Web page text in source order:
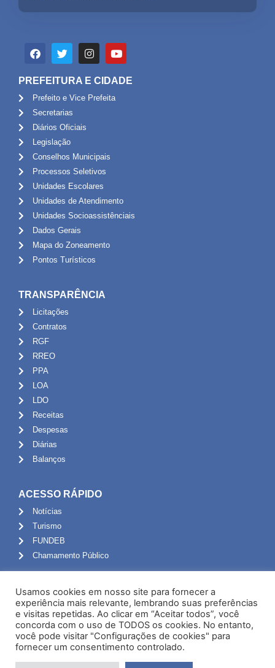
PREFEITURA E CIDADE
Prefeito e Vice Prefeita
Secretarias
Diários Oficiais
Legislação
Conselhos Municipais
Processos Seletivos
Unidades Escolares
Unidades de Atendimento
Unidades Socioassistênciais
Dados Gerais
Mapa do Zoneamento
Pontos Turísticos
TRANSPARÊNCIA
Licitações
Contratos
RGF
RREO
PPA
LOA
LDO
Receitas
Despesas
Diárias
Balanços
ACESSO RÁPIDO
Notícias
Turismo
FUNDEB
Chamamento Público
Portal do Servidor
Webmail
Administração
Usamos cookies em nosso site para fornecer a
experiência mais relevante, lembrando suas preferências
e visitas repetidas. Ao clicar em “Aceitar todos”, você
concorda com o uso de TODOS os cookies. No entanto,
você pode visitar "Configurações de cookies" para
fornecer um consentimento controlado.